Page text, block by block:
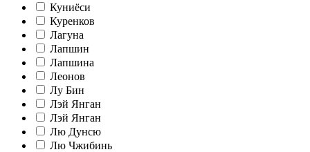
Куниёси
Куренков
Лагуна
Лапшин
Лапшина
Леонов
Лу Бин
Лэй Янган
Лэй Янган
Лю Дунсю
Лю Чжибинь